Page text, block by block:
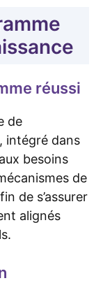
réussi
de
intégré dans
aux besoins
de
de s’assurer
alignés